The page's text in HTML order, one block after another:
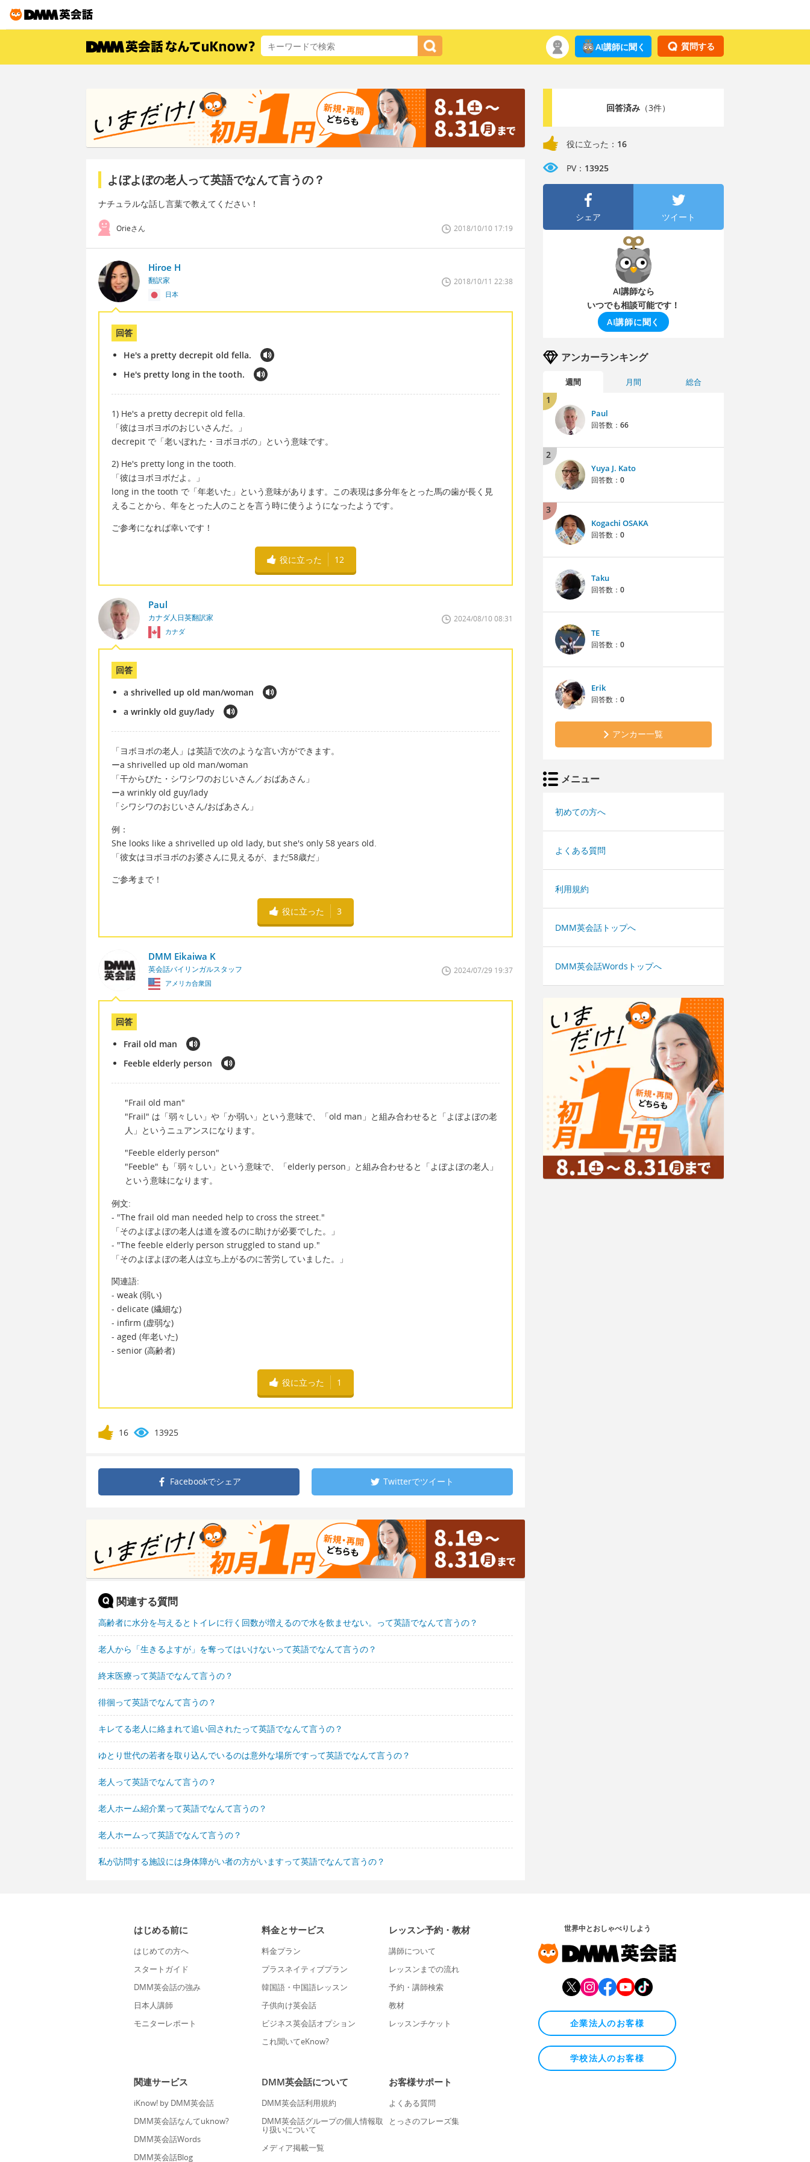
質問する
AI講師に聞く
よぼよぼの老人って英語でなんて言うの？
ナチュラルな話し言葉で教えてください！
Orieさん 2018/10/10 17:19
Hiroe H
翻訳家
日本
2018/10/11 22:38
回答
He's a pretty decrepit old fella.
He's pretty long in the tooth.
1) He's a pretty decrepit old fella.
「彼はヨボヨボのおじいさんだ。」
decrepit で「老いぼれた・ヨボヨボの」という意味です。
2) He's pretty long in the tooth.
「彼はヨボヨボだよ。」
long in the tooth で「年老いた」という意味があります。この表現は多分年をとった馬の歯が長く見
えることから、年をとった人のことを言う時に使うようになったようです。
ご参考になれば幸いです！
役に立った 12
Paul
カナダ人日英翻訳家
カナダ
2024/08/10 08:31
回答
a shrivelled up old man/woman
a wrinkly old guy/lady
「ヨボヨボの老人」は英語で次のような言い方ができます。
ーa shrivelled up old man/woman
「干からびた・シワシワのおじいさん／おばあさん」
ーa wrinkly old guy/lady
「シワシワのおじいさん/おばあさん」
例：
She looks like a shrivelled up old lady, but she's only 58 years old.
「彼女はヨボヨボのお婆さんに見えるが、まだ58歳だ」
ご参考まで！
役に立った 3
DMM Eikaiwa K
英会話バイリンガルスタッフ
アメリカ合衆国
2024/07/29 19:37
回答
Frail old man
Feeble elderly person
"Frail old man"
"Frail" は「弱々しい」や「か弱い」という意味で、「old man」と組み合わせると「よぼよぼの老
人」というニュアンスになります。
"Feeble elderly person"
"Feeble" も「弱々しい」という意味で、「elderly person」と組み合わせると「よぼよぼの老人」
という意味になります。
例文:
- "The frail old man needed help to cross the street."
「そのよぼよぼの老人は道を渡るのに助けが必要でした。」
- "The feeble elderly person struggled to stand up."
「そのよぼよぼの老人は立ち上がるのに苦労していました。」
関連語:
- weak (弱い)
- delicate (繊細な)
- infirm (虚弱な)
- aged (年老いた)
- senior (高齢者)
役に立った 1
16 13925
Facebookでシェア Twitterでツイート
関連する質問
高齢者に水分を与えるとトイレに行く回数が増えるので水を飲ませない。って英語でなんて言うの？
老人から「生きるよすが」を奪ってはいけないって英語でなんて言うの？
終末医療って英語でなんて言うの？
徘徊って英語でなんて言うの？
キレてる老人に絡まれて追い回されたって英語でなんて言うの？
ゆとり世代の若者を取り込んでいるのは意外な場所ですって英語でなんて言うの？
老人って英語でなんて言うの？
老人ホーム紹介業って英語でなんて言うの？
老人ホームって英語でなんて言うの？
私が訪問する施設には身体障がい者の方がいますって英語でなんて言うの？
回答済み（3件）
役に立った： 16
PV： 13925
シェア ツイート
AI講師なら
いつでも相談可能です！
AI講師に聞く
アンカーランキング
週間 月間 総合
1
Paul
回答数： 66
2
Yuya J. Kato
回答数： 0
3
Kogachi OSAKA
回答数： 0
Taku
回答数： 0
TE
回答数： 0
Erik
回答数： 0
アンカー一覧
メニュー
初めての方へ
よくある質問
利用規約
DMM英会話トップへ
DMM英会話Wordsトップへ
はじめる前に
はじめての方へ
スタートガイド
DMM英会話の強み
日本人講師
モニターレポート
料金とサービス
料金プラン
プラスネイティブプラン
韓国語・中国語レッスン
子供向け英会話
ビジネス英会話オプション
これ聞いてeKnow?
レッスン予約・教材
講師について
レッスンまでの流れ
予約・講師検索
教材
レッスンチケット
関連サービス
iKnow! by DMM英会話
DMM英会話なんてuknow?
DMM英会話Words
DMM英会話Blog
DMM英会話について
DMM英会話利用規約
DMM英会話グループの個人情報取
り扱いについて
メディア掲載一覧
お客様サポート
よくある質問
とっさのフレーズ集
世界中とおしゃべりしよう
企業法人のお客様
学校法人のお客様